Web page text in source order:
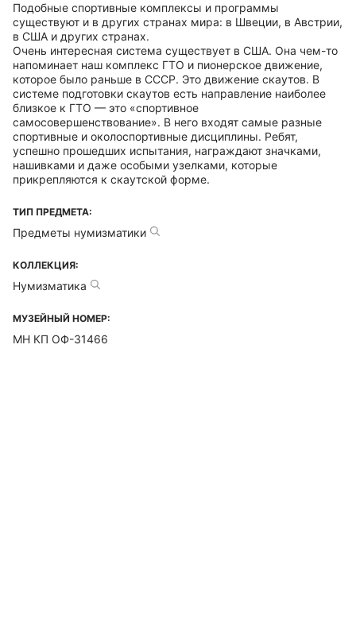
Подобные спортивные комплексы и программы
существуют и в других странах мира: в Швеции, в Австрии,
в США и других странах.
Очень интересная система существует в США. Она чем-то
напоминает наш комплекс ГТО и пионерское движение,
которое было раньше в СССР. Это движение скаутов. В
системе подготовки скаутов есть направление наиболее
близкое к ГТО — это «спортивное
самосовершенствование». В него входят самые разные
спортивные и околоспортивные дисциплины. Ребят,
успешно прошедших испытания, награждают значками,
нашивками и даже особыми узелками, которые
прикрепляются к скаутской форме.
ТИП ПРЕДМЕТА:
Предметы нумизматики
КОЛЛЕКЦИЯ:
Нумизматика
МУЗЕЙНЫЙ НОМЕР:
МН КП ОФ-31466